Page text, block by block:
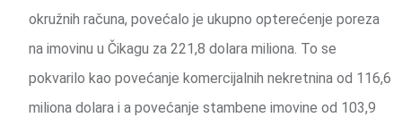
okružnih računa, povećalo je ukupno opterećenje poreza
na imovinu u Čikagu za 221,8 dolara miliona. To se
pokvarilo kao povećanje komercijalnih nekretnina od 116,6
miliona dolara i a povećanje stambene imovine od 103,9